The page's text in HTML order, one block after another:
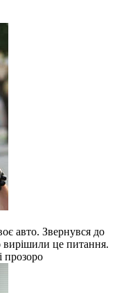
авто. Звернувся до
вирішили це питання.
прозоро